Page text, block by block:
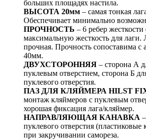
больших площадях настила.
ВЫСОТА 20мм – самая тонкая
Обеспечивает минимально
ПРОЧНОСТЬ – 6 ребер
максимальную жесткость для лаги.
прочная. Прочность сопоставима с
40мм.
ДВУХСТОРОННЯЯ – сторона А
пуклевым отверстием, сторона Б
пуклевого отверстия.
ПАЗ ДЛЯ КЛЯЙМЕРА HILST
монтаж кляймеров с пуклевым
хорошая фиксация лага/кляймер.
НАПРАВЛЯЮЩАЯ КАНАВКА
пуклевого отверстия (пластиковые
при закручивании самореза.